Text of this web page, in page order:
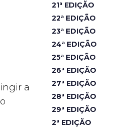
a
21ª EDIÇÃO
22ª EDIÇÃO
23ª EDIÇÃO
24ª EDIÇÃO
25ª EDIÇÃO
26ª EDIÇÃO
27ª EDIÇÃO
28ª EDIÇÃO
29ª EDIÇÃO
2ª EDIÇÃO